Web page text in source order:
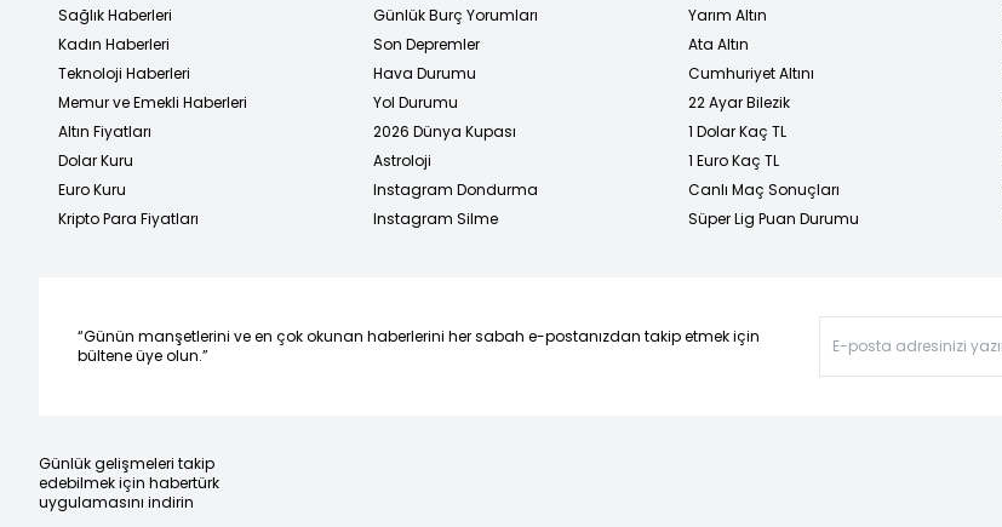
Sağlık Haberleri
Kadın Haberleri
Teknoloji Haberleri
Memur ve Emekli Haberleri
Altın Fiyatları
Dolar Kuru
Euro Kuru
Kripto Para Fiyatları
Günlük Burç Yorumları
Son Depremler
Hava Durumu
Yol Durumu
2026 Dünya Kupası
Astroloji
Instagram Dondurma
Instagram Silme
Yarım Altın
Ata Altın
Cumhuriyet Altını
22 Ayar Bilezik
1 Dolar Kaç TL
1 Euro Kaç TL
Canlı Maç Sonuçları
Süper Lig Puan Durumu
“Günün manşetlerini ve en çok okunan haberlerini her sabah e-postanızdan takip etmek için
bültene üye olun.”
Günlük gelişmeleri takip
edebilmek için habertürk
uygulamasını indirin